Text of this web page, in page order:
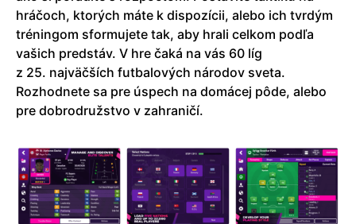
hráčoch, ktorých máte k dispozícii, alebo ich tvrdým
tréningom sformujete tak, aby hrali celkom podľa
vašich predstáv. V hre čaká na vás 60 líg
z 25. najväčších futbalových národov sveta.
Rozhodnete sa pre úspech na domácej pôde, alebo
pre dobrodružstvo v zahraničí.